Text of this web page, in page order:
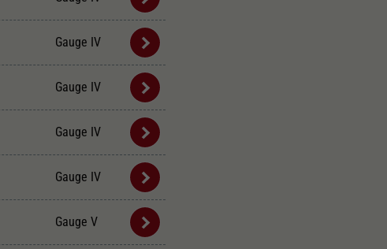
Gauge IV
Gauge IV
Gauge IV
Gauge IV
Gauge V